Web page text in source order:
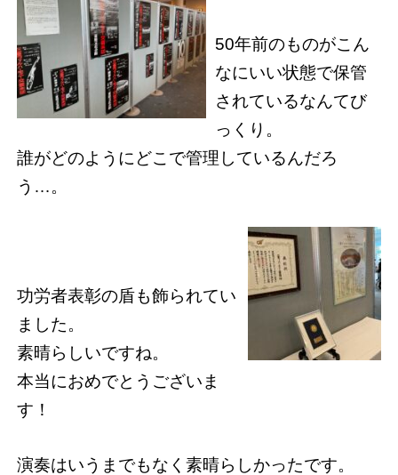
50年前のものがこん
なにいい状態で保管
されているなんてび
っくり。
誰がどのようにどこで管理しているんだろ
う…。
功労者表彰の盾も飾られてい
ました。
素晴らしいですね。
本当におめでとうございま
す！
演奏はいうまでもなく素晴らしかったです。